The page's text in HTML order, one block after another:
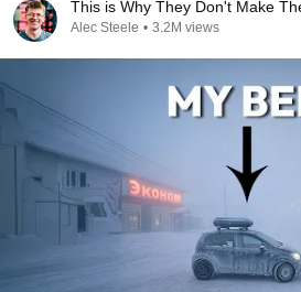
This is Why They Don't Make
Alec Steele • 3.2M views